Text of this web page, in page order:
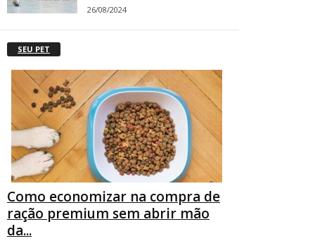
26/08/2024
SEU PET
Como economizar na compra de
ração premium sem abrir mão
da...